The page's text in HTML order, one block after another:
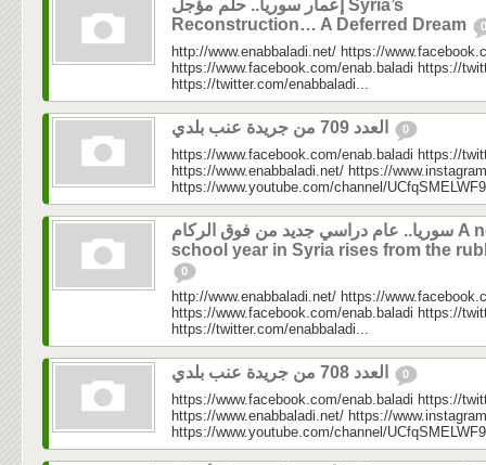
إعمار سوريا.. حلم مؤجل Syria’s
Reconstruction… A Deferred Dream
0
http://www.enabbaladi.net/ https://
https://www.facebook.com/enab.baladi https://
https://twitter.com/enabbaladi...
0
https://www.facebook.com/enab.baladi https://
https://www.enabbaladi.net/ https://
https://www.youtube.com/channel/
سوريا.. عام دراسي جديد من فوق الركام A new
school year in Syria rises from the
0
http://www.enabbaladi.net/ https://
https://www.facebook.com/enab.baladi https://
https://twitter.com/enabbaladi...
0
https://www.facebook.com/enab.baladi https://
https://www.enabbaladi.net/ https://
https://www.youtube.com/channel/